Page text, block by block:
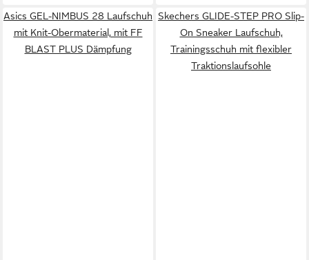
Asics GEL-NIMBUS 28 Laufschuh
mit Knit-Obermaterial, mit FF
BLAST PLUS Dämpfung
Skechers GLIDE-STEP PRO Slip-
On Sneaker Laufschuh,
Trainingsschuh mit flexibler
Traktionslaufsohle